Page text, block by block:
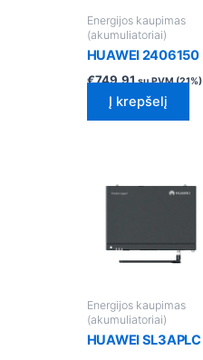
Energijos kaupimas
(akumuliatoriai)
HUAWEI 2406150
€749.91 su PVM (21%)
Į krepšelį
Energijos kaupimas
(akumuliatoriai)
HUAWEI SL3APLC